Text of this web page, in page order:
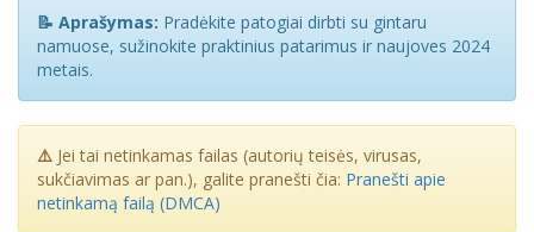
📝 Aprašymas: Pradėkite patogiai dirbti su gintaru
namuose, sužinokite praktinius patarimus ir naujoves 2024
metais.
⚠️ Jei tai netinkamas failas (autorių teisės, virusas,
sukčiavimas ar pan.), galite pranešti čia: Pranešti apie
netinkamą failą (DMCA)